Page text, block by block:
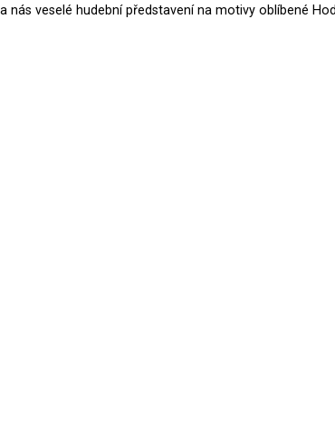
nás veselé hudební představení na motivy oblíbené